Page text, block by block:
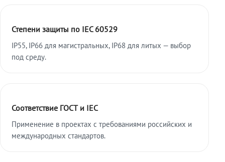
Степени защиты по IEC 60529
IP55, IP66 для магистральных, IP68 для литых — выбор
под среду.
Соответствие ГОСТ и IEC
Применение в проектах с требованиями российских и
международных стандартов.